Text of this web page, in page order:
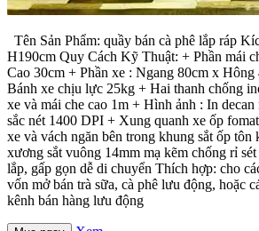
Tên Sản Phẩm: quầy bán cà phê lắp ráp
H190cm Quy Cách Kỹ Thuật: + Phần mái
Cao 30cm + Phần xe : Ngang 80cm x
Bánh xe chịu lực 25kg + Hai thanh chống
xe và mái che cao 1m + Hình ảnh : In
sắc nét 1400 DPI + Xung quanh xe ốp
xe và vách ngăn bên trong khung sắt ốp
xương sắt vuông 14mm mạ kẽm chống rỉ
lắp, gấp gọn dễ di chuyển Thích hợp: cho
vốn mở bán trà sữa, cà phê lưu động, hoặc
kênh bán hàng lưu động